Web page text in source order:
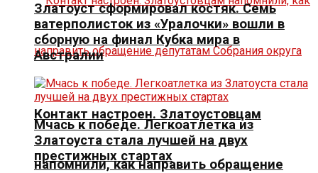
Контакт настроен. Златоустовцам
напомнили, как направить обращение
Златоуст сформировал костяк. Семь
ватерполисток из «Уралочки» вошли в
сборную на финал Кубка мира в
Австралии
Мчась к победе. Легкоатлетка из
Златоуста стала лучшей на двух
престижных стартах